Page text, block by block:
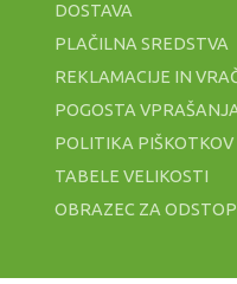
DOSTAVA
PLAČILNA SREDSTVA
REKLAMACIJE IN
POGOSTA
POLITIKA PIŠKOTKOV
TABELE VELIKOSTI
OBRAZEC ZA